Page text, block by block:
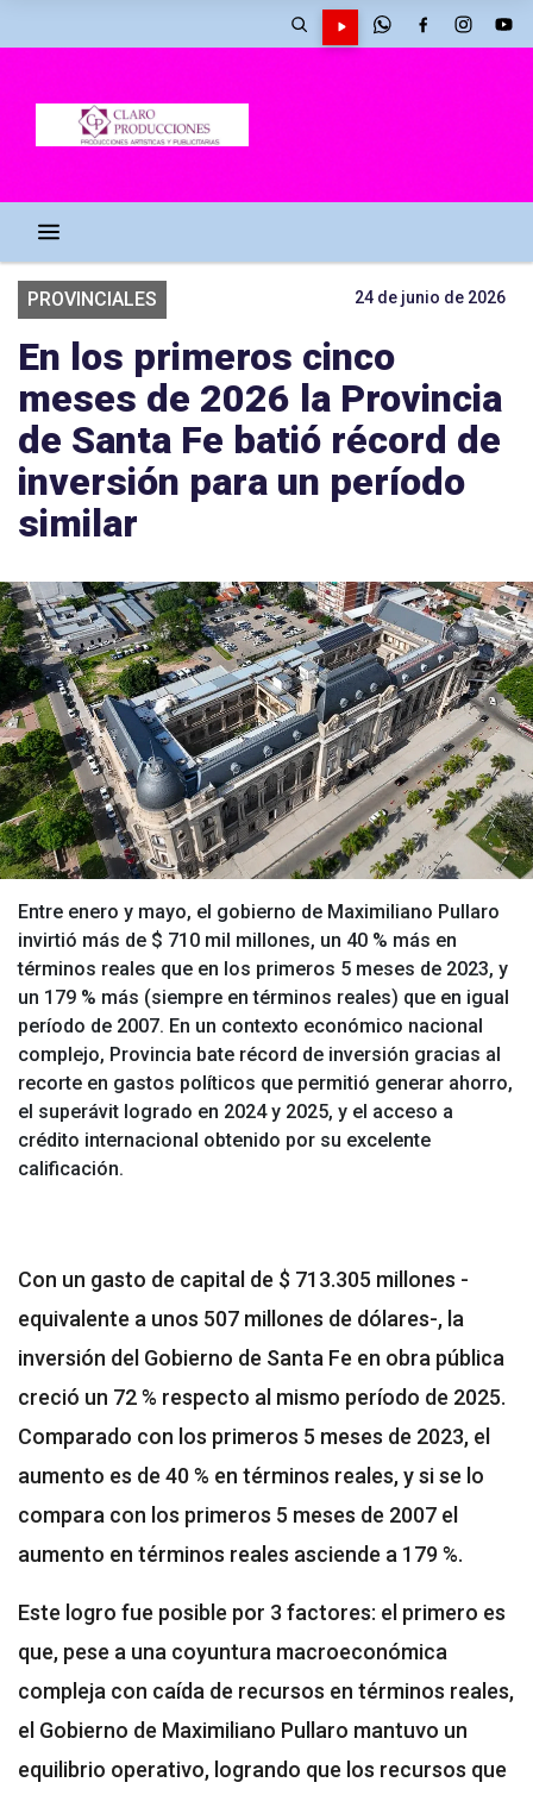
PROVINCIALES 24 de junio de 2026
En los primeros cinco
meses de 2026 la Provincia
de Santa Fe batió récord de
inversión para un período
similar
Entre enero y mayo, el gobierno de Maximiliano Pullaro
invirtió más de $ 710 mil millones, un 40 % más en
términos reales que en los primeros 5 meses de 2023, y
un 179 % más (siempre en términos reales) que en igual
período de 2007. En un contexto económico nacional
complejo, Provincia bate récord de inversión gracias al
recorte en gastos políticos que permitió generar ahorro,
el superávit logrado en 2024 y 2025, y el acceso a
crédito internacional obtenido por su excelente
calificación.
Con un gasto de capital de $ 713.305 millones -
equivalente a unos 507 millones de dólares-, la
inversión del Gobierno de Santa Fe en obra pública
creció un 72 % respecto al mismo período de 2025.
Comparado con los primeros 5 meses de 2023, el
aumento es de 40 % en términos reales, y si se lo
compara con los primeros 5 meses de 2007 el
aumento en términos reales asciende a 179 %.
Este logro fue posible por 3 factores: el primero es
que, pese a una coyuntura macroeconómica
compleja con caída de recursos en términos reales,
el Gobierno de Maximiliano Pullaro mantuvo un
equilibrio operativo, logrando que los recursos que